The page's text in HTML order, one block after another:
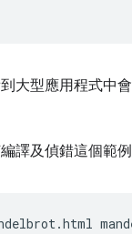
大型應用程式中
譯及偵錯這個範